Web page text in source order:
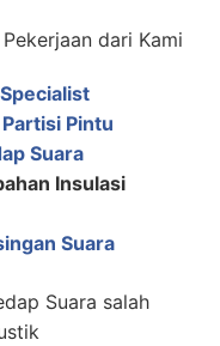
dari Kami
Pintu
Suara
Insulasi
Suara
Suara salah